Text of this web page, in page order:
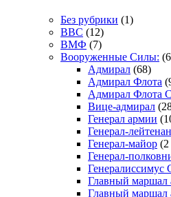
Без рубрики (1)
ВВС (12)
ВМФ (7)
Вооруженные Силы:
Адмирал (68)
Адмирал Флота
Адмирал Флота
Вице-адмирал
Генерал армии
Генерал-
Генерал-майор (2
Генерал-
Генералиссимус
Главный маршал
Главный маршал